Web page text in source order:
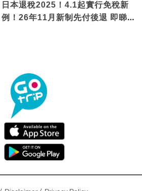
日本退稅2025！4.1起實行免稅新
例！26年11月新制先付後退 即睇步